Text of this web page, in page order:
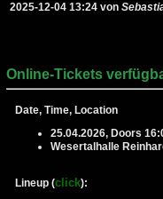
2025-12-04 13:24 von
Online-Tickets
Date, Time, Location
25.04.2026, Doors
Wesertalhalle
Lineup (click):